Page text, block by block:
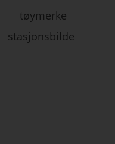
tøymerke
stasjonsbilde